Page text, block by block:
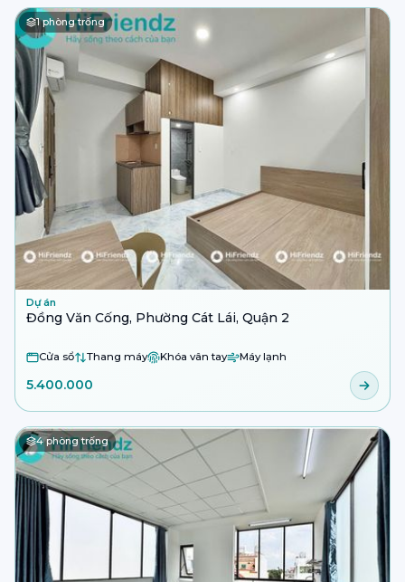
1phòng trống
Dự án
Đồng Văn Cống, Phường Cát Lái, Quận 2
Cửa sổ Thang máy Khóa vân tay Máy lạnh
5.400.000
4phòng trống